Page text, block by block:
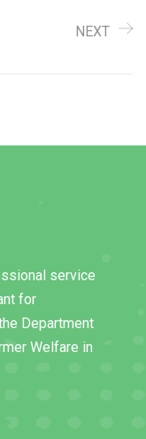
NEXT
service
for
Department
Welfare in